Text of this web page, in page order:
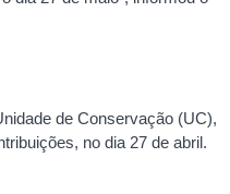
de Conservação (UC),
no dia 27 de abril.